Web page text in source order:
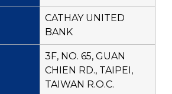
CATHAY UNITED
BANK
3F, NO. 65, GUAN
CHIEN RD., TAIPEI,
TAIWAN R.O.C.